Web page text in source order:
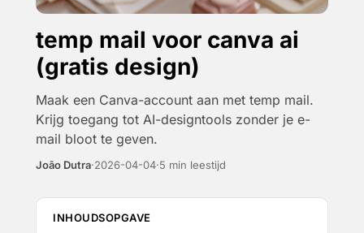
temp mail voor canva ai
(gratis design)
Maak een Canva-account aan met temp mail.
Krijg toegang tot AI-designtools zonder je e-
mail bloot te geven.
João Dutra·2026-04-04·5 min leestijd
INHOUDSOPGAVE